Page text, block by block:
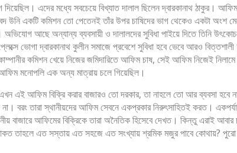
এদের মধ্যে সবচেয়ে বিখ্যাত দালাল ছিলেন দ্বারকানাথ ঠাকুর।
উনি একটি কমিশন তো পেতেনই তাঁর উপর চাষিদের ভাগ থেকেও একটা অংশ
আছে অন্যান্য ব্যবসায়ী ও দালালদের সুবিধা পাইয়ে দিতে তিনি
ভোগা দ্বারকানাথ কুলীন সমাজে প্রবেশে সুবিধা হবে ভেবে আরও বিত্তশালী
কমিশন খেয়ে নিজের জমিদারিতে আফিম চাষ, সেই আফিম নিজেই নিলামে
আফিম মনোপলি এক অন্য মাত্রায় চলে গিয়েছিল।
আফিম বিক্রি করার বাজারও তো দরকার, তা নাহলে তো আর ব্যবসা হবে না।
তারা স্থানীয়দের আফিম সেবনে একপ্রকার নিরুৎসাহিতই করত।
বাজারে আফিমের বিক্রিকে তারা অনৈতিক হিসেবে দেখত। কিন্তু এরাই
তাহলে এত সস্তায় এত সহজে এত সংখ্যায় শ্রমিক মজুর পাবে কোথায়? পুরো